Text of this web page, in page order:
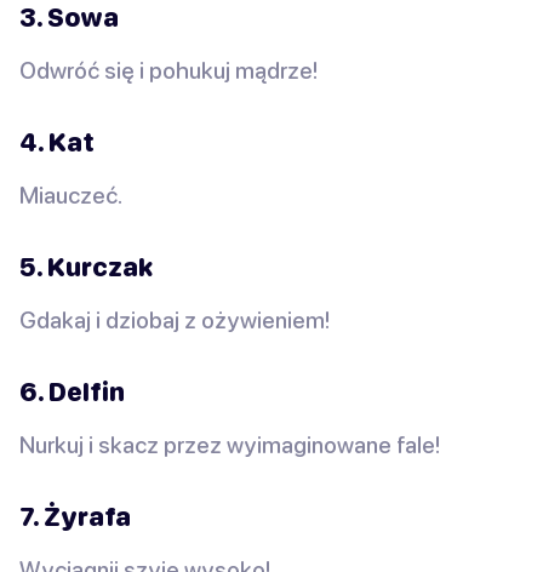
3. Sowa
Odwróć się i pohukuj mądrze!
4. Kat
Miauczeć.
5. Kurczak
Gdakaj i dziobaj z ożywieniem!
6. Delfin
Nurkuj i skacz przez wyimaginowane fale!
7. Żyrafa